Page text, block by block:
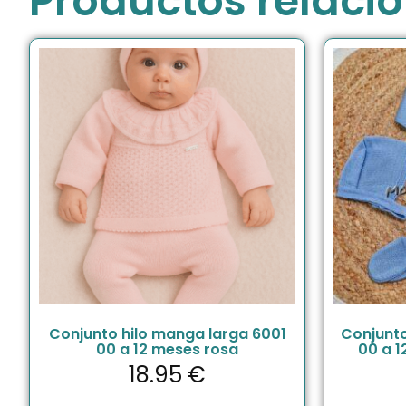
Conjunto hilo manga larga 6001
00 a 12 meses rosa
18.95 €
00 a